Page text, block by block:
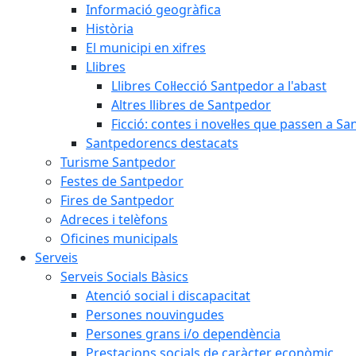
Informació geogràfica
Història
El municipi en xifres
Llibres
Llibres Col·lecció Santpedor a l'abast
Altres llibres de Santpedor
Ficció: contes i novel·les que passen a
Santpedorencs destacats
Turisme Santpedor
Festes de Santpedor
Fires de Santpedor
Adreces i telèfons
Oficines municipals
Serveis
Serveis Socials Bàsics
Atenció social i discapacitat
Persones nouvingudes
Persones grans i/o dependència